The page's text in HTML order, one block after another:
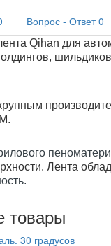
Вопрос - Ответ0
Qihan для
Лента
товары